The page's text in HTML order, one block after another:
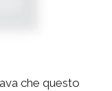
che questo